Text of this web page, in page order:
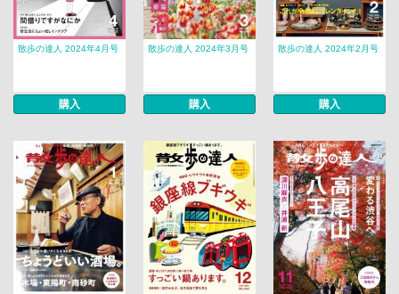
散歩の達人 2024年4月号
購入
散歩の達人 2024年3月号
購入
散歩の達人 2024年2月号
購入